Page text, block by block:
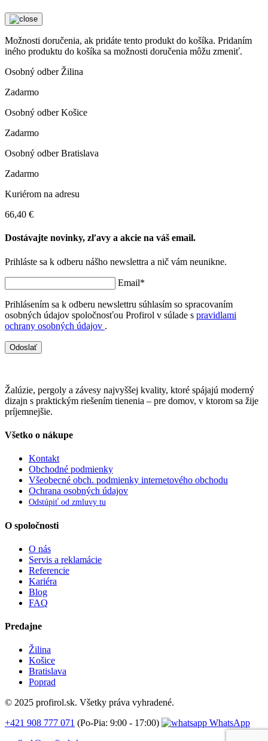
Možnosti doručenia, ak pridáte tento produkt do košíka. Pridaním
iného produktu do košíka sa možnosti doručenia môžu zmeniť.
Osobný odber Žilina
Zadarmo
Osobný odber Košice
Zadarmo
Osobný odber Bratislava
Zadarmo
Kuriérom na adresu
66,40 €
Dostávajte novinky, zľavy a akcie na váš email.
Prihláste sa k odberu nášho newslettra a nič vám neunikne.
Email*
Prihlásením sa k odberu newslettru súhlasím so spracovaním
osobných údajov spoločnosťou Profirol v súlade s pravidlami
ochrany osobných údajov .
Odoslať
Žalúzie, pergoly a závesy najvyššej kvality, ktoré spájajú moderný
dizajn s praktickým riešením tienenia – pre domov, v ktorom sa žije
príjemnejšie.
Všetko o nákupe
Kontakt
Obchodné podmienky
Všeobecné obch. podmienky internetového obchodu
Ochrana osobných údajov
Odstúpiť od zmluvy tu
O spoločnosti
O nás
Servis a reklamácie
Referencie
Kariéra
Blog
FAQ
Predajne
Žilina
Košice
Bratislava
Poprad
© 2025 profirol.sk. Všetky práva vyhradené.
+421 908 777 071 (Po-Pia: 9:00 - 17:00)
WhatsApp